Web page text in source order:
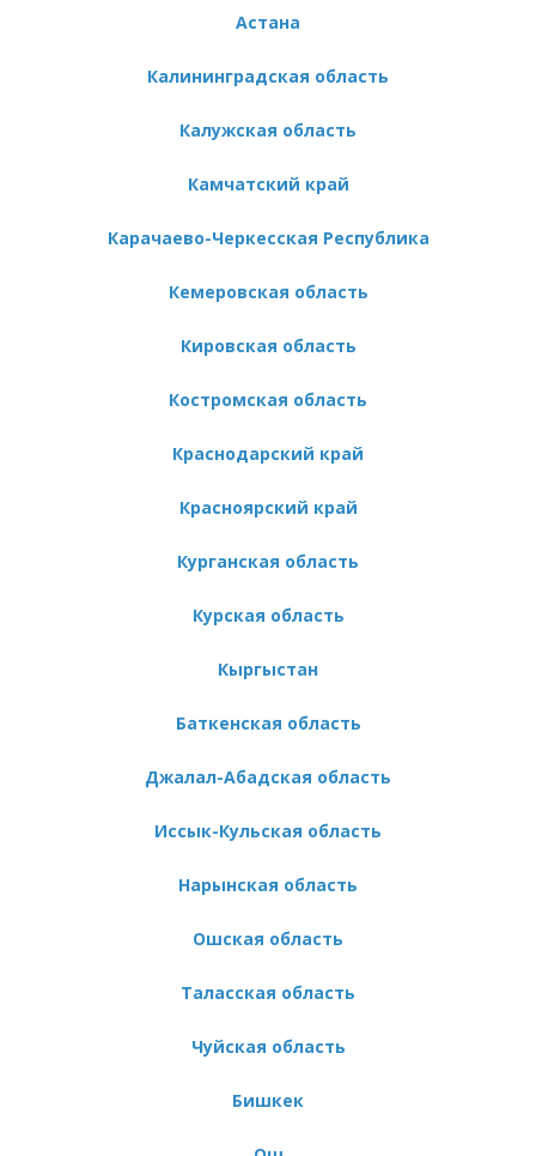
Астана
Калининградская область
Калужская область
Камчатский край
Карачаево-Черкесская Республика
Кемеровская область
Кировская область
Костромская область
Краснодарский край
Красноярский край
Курганская область
Курская область
Кыргыстан
Баткенская область
Джалал-Абадская область
Иссык-Кульская область
Нарынская область
Ошская область
Таласская область
Чуйская область
Бишкек